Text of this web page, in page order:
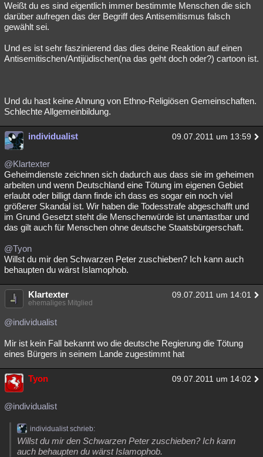
Weißt du es sind eigentlich immer bestimmte Menschen die sich
darüber aufregen das der Begriff des Antisemitismus falsch
gewählt sei.
Und es ist sehr faszinierend das dies deine Reaktion auf einen
Antisemitischen/Antijüdischen(na das geht doch oder?) cartoon ist.
Und du hast keine Ahnung von Ethno-Religiösen Gemeinschaften.
Schlechte Allgemeinbildung.
individualist 09.07.2011 um 13:59
@Klartexter
Geheimdienste zeichnen sich dadurch aus dass sie im geheimen
arbeiten und wenn Deutschland eine Tötung im eigenen Gebiet
erlaubt oder billigt dann finde ich dass es sogar ein noch viel
größerer Skandal ist. Wir haben die Todesstrafe abgeschafft und
im Grund Gesetzt steht die Menschenwürde ist unantastbar und
das gilt auch für Menschen ohne deutsche Staatsbürgerschaft.
@Tyon
Willst du mir den Schwarzen Peter zuschieben? Ich kann auch
behaupten du wärst Islamophob.
Klartexter 09.07.2011 um 14:01
ehemaliges Mitglied
@individualist
Mir ist kein Fall bekannt wo die deutsche Regierung die Tötung
eines Bürgers in seinem Lande zugestimmt hat
Tyon 09.07.2011 um 14:02
@individualist
individualist schrieb:
Willst du mir den Schwarzen Peter zuschieben? Ich kann
auch behaupten du wärst Islamophob.